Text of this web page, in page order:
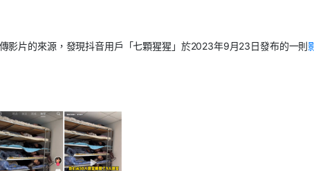
影片的來源，發現抖音用戶「七顆猩猩」於2023年9月23日發布的一則